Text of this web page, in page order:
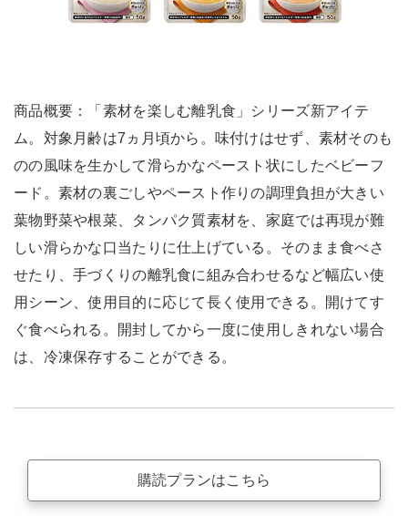
商品概要：「素材を楽しむ離乳食」シリーズ新アイテ
ム。対象月齢は7ヵ月頃から。味付けはせず、素材そのも
のの風味を生かして滑らかなペースト状にしたベビーフ
ード。素材の裏ごしやペースト作りの調理負担が大きい
葉物野菜や根菜、タンパク質素材を、家庭では再現が難
しい滑らかな口当たりに仕上げている。そのまま食べさ
せたり、手づくりの離乳食に組み合わせるなど幅広い使
用シーン、使用目的に応じて長く使用できる。開けてす
ぐ食べられる。開封してから一度に使用しきれない場合
は、冷凍保存することができる。
購読プランはこちら